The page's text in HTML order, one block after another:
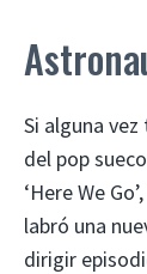
Si alguna
del pop
‘Here We
labró una
dirigir